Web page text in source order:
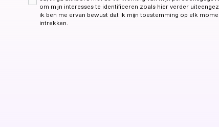
om mijn interesses te identificeren zoals hier verder
ik ben me ervan bewust dat ik mijn toestemming op elk
intrekken.